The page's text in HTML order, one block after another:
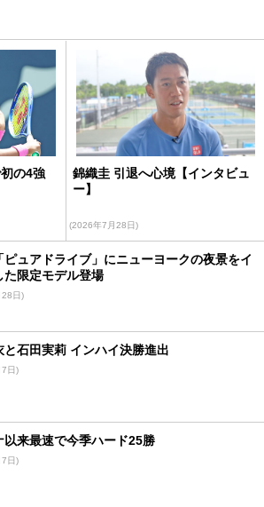
の4強
錦織圭 引退へ心境【インタビュ
ー】
(2026年7月28日)
ピュアドライブ」にニューヨークの夜景をイ
た限定モデル登場
日)
と石田実莉 インハイ決勝進出
日)
以来最速で今季ハード25勝
日)